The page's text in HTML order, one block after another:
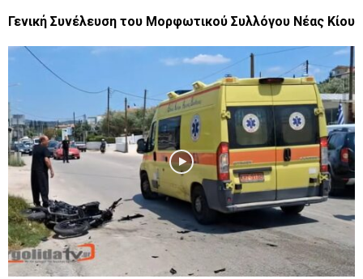
Γενική Συνέλευση του Μορφωτικού Συλλόγου Νέας Κίου